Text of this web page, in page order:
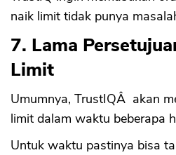
naik limit tidak punya
7. Lama
Limit
Umumnya, TrustIQÂ akan
limit dalam waktu beberapa
Untuk waktu pastinya bisa